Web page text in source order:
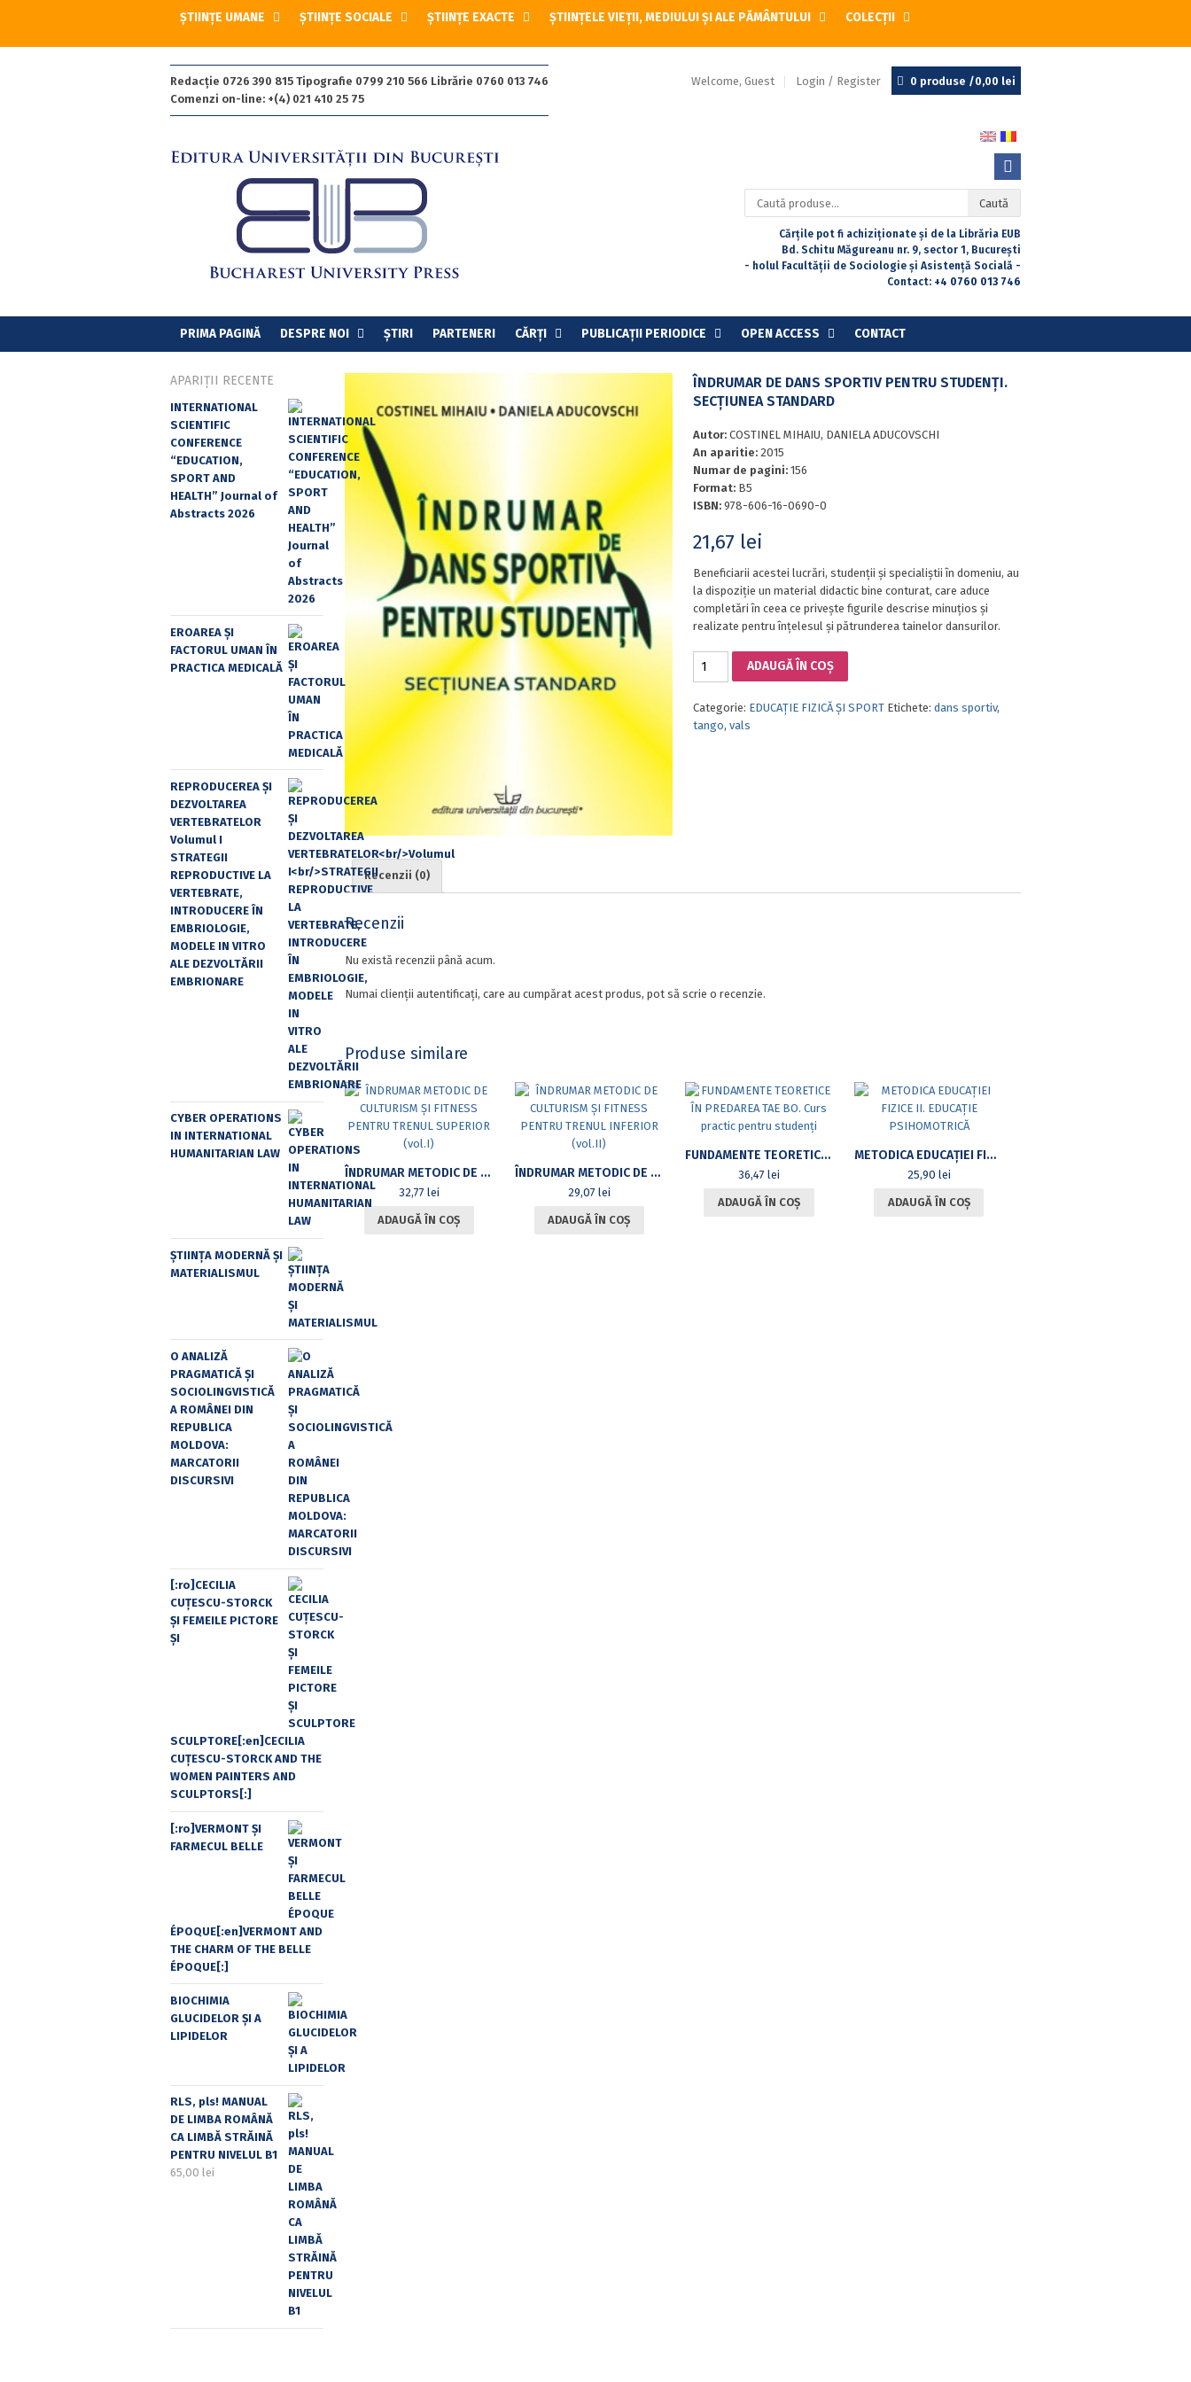
ȘTIINȚE UMANE ȘTIINȚE SOCIALE ȘTIINȚE EXACTE ȘTIINȚELE VIEȚII, MEDIULUI ȘI ALE PĂMÂNTULUI COLECȚII
Redacție 0726 390 815 Tipografie 0799 210 566 Librărie 0760 013 746
Comenzi on-line: +(4) 021 410 25 75
Welcome, Guest Login / Register 0 produse /0,00 lei
Caută
după:
Caută
Cărțile pot fi achiziționate și de la Librăria EUB
Bd. Schitu Măgureanu nr. 9, sector 1, București
- holul Facultății de Sociologie și Asistență Socială -
Contact: +4 0760 013 746
PRIMA PAGINĂ DESPRE NOI ȘTIRI PARTENERI CĂRȚI PUBLICAȚII PERIODICE OPEN ACCESS CONTACT
ÎNDRUMAR DE DANS SPORTIV PENTRU STUDENŢI.
SECŢIUNEA STANDARD
Autor: COSTINEL MIHAIU, DANIELA ADUCOVSCHI
An aparitie: 2015
Numar de pagini: 156
Format: B5
ISBN: 978-606-16-0690-0
21,67 lei
Beneficiarii acestei lucrări, studenţii şi specialiştii în domeniu, au
la dispoziţie un material didactic bine conturat, care aduce
completări în ceea ce priveşte figurile descrise minuţios şi
realizate pentru înţelesul şi pătrunderea tainelor dansurilor.
DANS
SPORTIV
ADAUGĂ ÎN COȘ
Categorie: EDUCAȚIE FIZICĂ ȘI SPORT Etichete: dans sportiv,
tango, vals
Recenzii (0)
Recenzii
Nu există recenzii până acum.
Numai clienții autentificați, care au cumpărat acest produs, pot să scrie o recenzie.
Produse similare
ÎNDRUMAR METODIC DE CULTURISM ȘI FITNESS PENTRU TRENUL SUPERIOR (VOL.I)
32,77 lei
ADAUGĂ ÎN COȘ
ÎNDRUMAR METODIC DE CULTURISM ȘI FITNESS PENTRU TRENUL INFERIOR (VOL.II)
29,07 lei
ADAUGĂ ÎN COȘ
FUNDAMENTE TEORETICE ÎN PREDAREA TAE BO. CURS PRACTIC PENTRU STUDENȚI
36,47 lei
ADAUGĂ ÎN COȘ
METODICA EDUCAȚIEI FIZICE II. EDUCAȚIE PSIHOMOTRICĂ
25,90 lei
ADAUGĂ ÎN COȘ
APARIȚII RECENTE
INTERNATIONAL
SCIENTIFIC
CONFERENCE
“EDUCATION,
SPORT AND
HEALTH” Journal of
Abstracts 2026
EROAREA ȘI
FACTORUL UMAN ÎN
PRACTICA MEDICALĂ
REPRODUCEREA ȘI
DEZVOLTAREA
VERTEBRATELOR
Volumul I
STRATEGII
REPRODUCTIVE LA
VERTEBRATE,
INTRODUCERE ÎN
EMBRIOLOGIE,
MODELE IN VITRO
ALE DEZVOLTĂRII
EMBRIONARE
CYBER OPERATIONS
IN INTERNATIONAL
HUMANITARIAN LAW
ȘTIINȚA MODERNĂ ȘI
MATERIALISMUL
O ANALIZĂ
PRAGMATICĂ ȘI
SOCIOLINGVISTICĂ
A ROMÂNEI DIN
REPUBLICA
MOLDOVA:
MARCATORII
DISCURSIVI
[:ro]CECILIA
CUŢESCU-STORCK
ŞI FEMEILE PICTORE
ŞI
SCULPTORE[:en]CECILIA
CUŢESCU-STORCK AND THE
WOMEN PAINTERS AND
SCULPTORS[:]
[:ro]VERMONT ȘI
FARMECUL BELLE
ÉPOQUE[:en]VERMONT AND
THE CHARM OF THE BELLE
ÉPOQUE[:]
BIOCHIMIA
GLUCIDELOR ȘI A
LIPIDELOR
RLS, pls! MANUAL
DE LIMBA ROMÂNĂ
CA LIMBĂ STRĂINĂ
PENTRU NIVELUL B1
65,00 lei